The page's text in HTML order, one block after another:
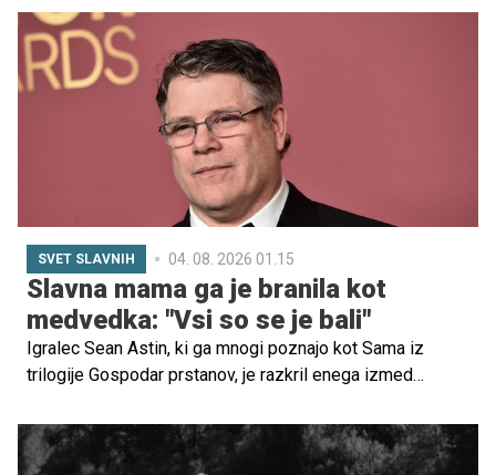
pozornost staršev, raziskave kažejo, da lahko prav
odraščanje s sestro prinese pomembne koristi za
čustveni razvoj.
SVET SLAVNIH 04. 08. 2026 01.15
Slavna mama ga je branila kot
medvedka: "Vsi so se je bali"
Igralec Sean Astin, ki ga mnogi poznajo kot Sama iz
trilogije Gospodar prstanov, je razkril enega izmed
Duke. Povedal je, kako je nekoč na snemanju ostro
stopila v njegovo obrambo, ko je bil še najstnik.